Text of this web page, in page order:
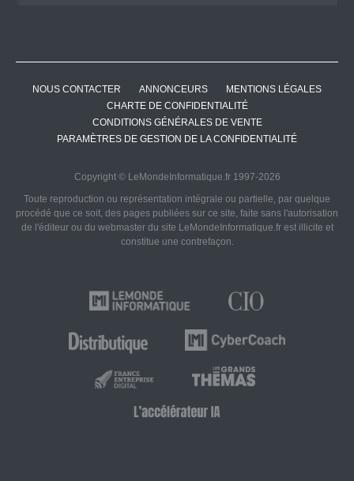
NOUS CONTACTER ANNONCEURS
MENTIONS LÉGALES
CHARTE DE CONFIDENTIALITÉ
CONDITIONS GÉNÉRALES DE VENTE
PARAMÈTRES DE GESTION DE LA CONFIDENTIALITÉ
Copyright © LeMondeInformatique.fr 1997-2026
Toute reproduction ou représentation intégrale ou partielle, par quelque
procédé que ce soit, des pages publiées sur ce site, faite sans l'autorisation
de l'éditeur ou du webmaster du site LeMondeInformatique.fr est illicite et
constitue une contrefaçon.